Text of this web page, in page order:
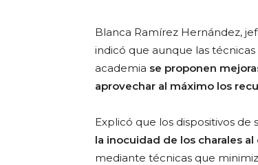
Blanca Ramírez Hernández,
indicó que aunque las
academia se proponen
aprovechar al máximo los
Explicó que los dispositivos
la inocuidad de los charales
mediante técnicas que